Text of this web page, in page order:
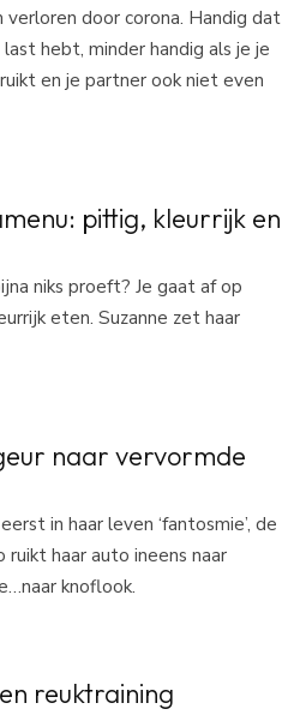
verloren door corona. Handig dat
hebt, minder handig als je je
en je partner ook niet even
pittig, kleurrijk en
niks proeft? Je gaat af op
eten. Suzanne zet haar
naar vervormde
in haar leven ‘fantosmie’, de
ruikt haar auto ineens naar
knoflook.
reuktraining